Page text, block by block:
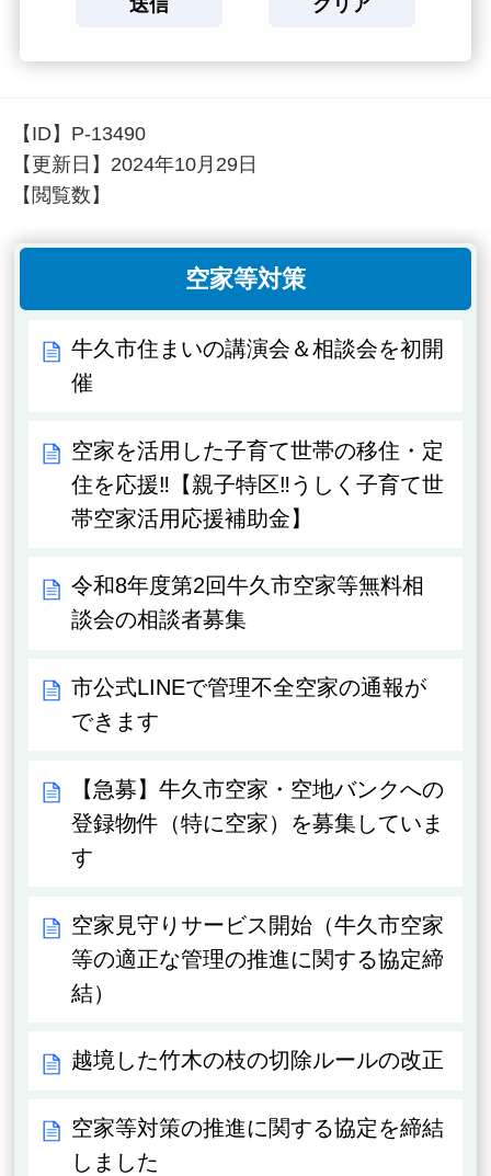
【ID】 P-13490
【更新日】 2024年10月29日
【閲覧数】
空家等対策
牛久市住まいの講演会＆相談会を初開
催
空家を活用した子育て世帯の移住・定
住を応援‼【親子特区‼うしく子育て世
帯空家活用応援補助金】
令和8年度第2回牛久市空家等無料相
談会の相談者募集
市公式LINEで管理不全空家の通報が
できます
【急募】牛久市空家・空地バンクへの
登録物件（特に空家）を募集していま
す
空家見守りサービス開始（牛久市空家
等の適正な管理の推進に関する協定締
結）
越境した竹木の枝の切除ルールの改正
空家等対策の推進に関する協定を締結
しました